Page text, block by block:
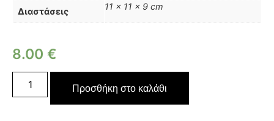
Διαστάσεις 11 × 11 × 9 cm
8.00 €
Προσθήκη στο καλάθι